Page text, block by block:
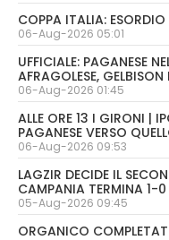
COPPA ITALIA:
06-Aug-2026 05:01
UFFICIALE: PAGANESE
AFRAGOLESE, GELBISON
06-Aug-2026 01:45
ALLE ORE 13 I GIRONI |
PAGANESE VERSO
06-Aug-2026 09:53
LAGZIR DECIDE IL
CAMPANIA TERMINA 1-0
05-Aug-2026 09:45
ORGANICO